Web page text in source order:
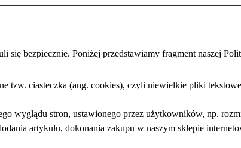
bezpiecznie. Poniżej przedstawiamy fragment naszej
ciasteczka (ang. cookies), czyli niewielkie pliki
wyglądu stron, ustawionego przez użytkowników, np.
artykułu, dokonania zakupu w naszym sklepie